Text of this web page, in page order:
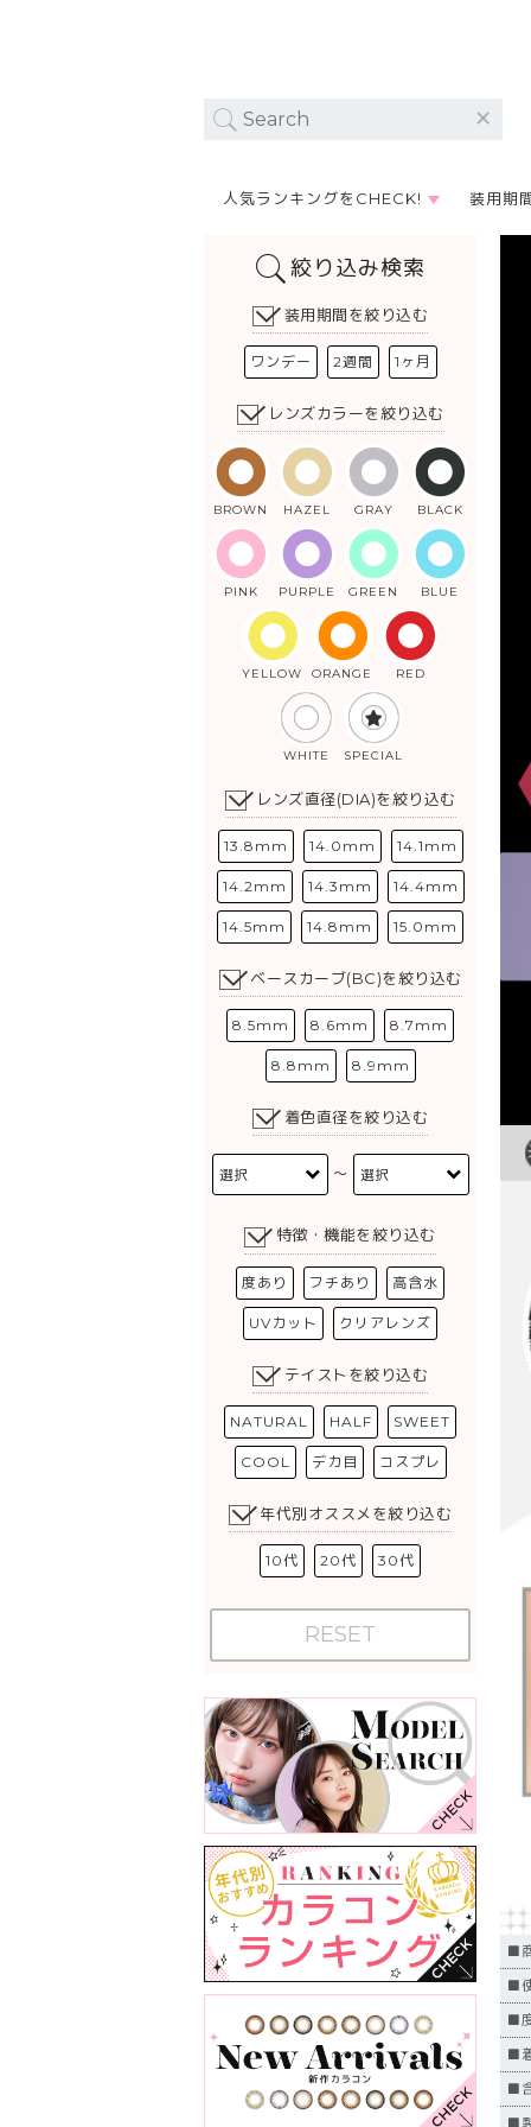
人気ランキングをCHECK! 装用期
絞り込み検索
装用期間を絞り込む
ワンデー 2週間 1ヶ月
レンズカラーを絞り込む
BROWN HAZEL GRAY BLACK
PINK PURPLE GREEN BLUE
YELLOW ORANGE RED
WHITE SPECIAL
レンズ直径(DIA)を絞り込む
13.8mm 14.0mm 14.1mm
14.2mm 14.3mm 14.4mm
14.5mm 14.8mm 15.0mm
ベースカーブ(BC)を絞り込む
8.5mm 8.6mm 8.7mm
8.8mm 8.9mm
着色直径を絞り込む
〜
特徴・機能を絞り込む
度あり フチあり 高含水
UVカット クリアレンズ
テイストを絞り込む
NATURAL HALF SWEET
COOL デカ目 コスプレ
年代別オススメを絞り込む
10代 20代 30代
RESET
■
■
■
■
■
■